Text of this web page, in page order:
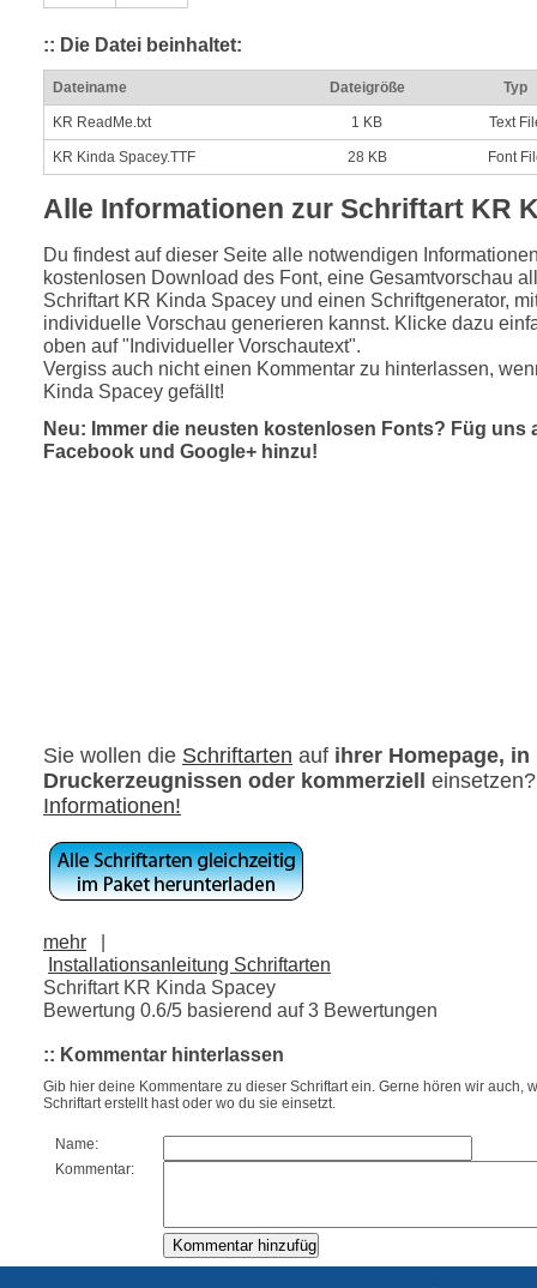
:: Die Datei beinhaltet:
Dateiname Dateigröße Typ
KR ReadMe.txt 1 KB Text
KR Kinda Spacey.TTF 28 KB Font
Alle Informationen zur Schriftart KR
Du findest auf dieser Seite alle notwendigen
kostenlosen Download des Font, eine Gesamtvorschau
Schriftart KR Kinda Spacey und einen Schriftgenerator,
individuelle Vorschau generieren kannst. Klicke dazu
oben auf "Individueller Vorschautext".
Vergiss auch nicht einen Kommentar zu hinterlassen,
Kinda Spacey gefällt!
Neu: Immer die neusten kostenlosen Fonts? Füg uns
Facebook und Google+ hinzu!
Sie wollen die Schriftarten auf ihrer Homepage, in
Druckerzeugnissen oder kommerziell
Informationen!
mehr
|
Installationsanleitung Schriftarten
Schriftart KR Kinda Spacey
Bewertung 0.6/5 basierend auf3 Bewertungen
:: Kommentar hinterlassen
Gib hier deine Kommentare zu dieser Schriftart ein. Gerne hören wir auch,
Schriftart erstellt hast oder wo du sie einsetzt.
Name:
Kommentar: